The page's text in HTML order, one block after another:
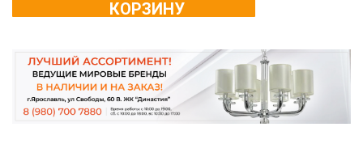
КОРЗИНУ